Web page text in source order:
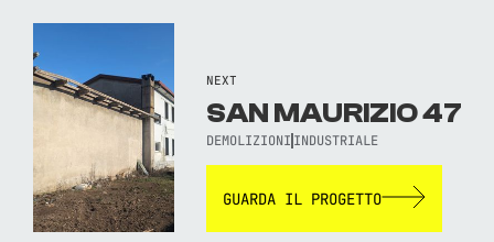
NEXT
SAN MAURIZIO 47
DEMOLIZIONI INDUSTRIALE
GUARDA IL PROGETTO